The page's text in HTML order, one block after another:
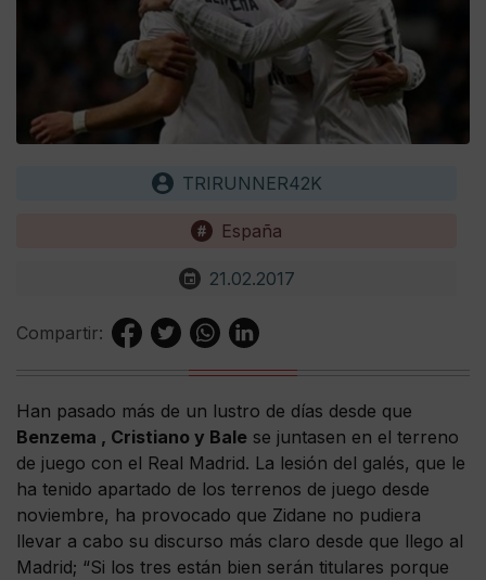
TRIRUNNER42K
España
21.02.2017
Compartir:
Han pasado más de un lustro de días desde que
Benzema , Cristiano y Bale se juntasen en el terreno
de juego con el Real Madrid. La lesión del galés, que le
ha tenido apartado de los terrenos de juego desde
noviembre, ha provocado que Zidane no pudiera
llevar a cabo su discurso más claro desde que llego al
Madrid; “Si los tres están bien serán titulares porque